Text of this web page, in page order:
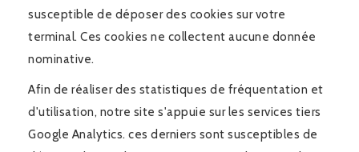
susceptible de déposer des cookies sur votre
terminal. Ces cookies ne collectent aucune donnée
nominative.
Afin de réaliser des statistiques de fréquentation et
d'utilisation, notre site s'appuie sur les services tiers
Google Analytics. ces derniers sont susceptibles de